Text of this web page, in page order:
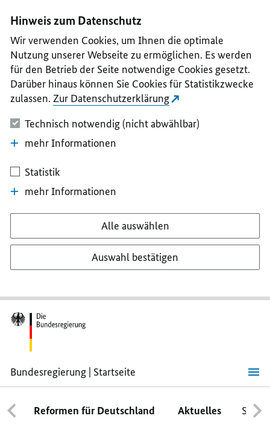
II
III
IV
V
Hinweis zum Datenschutz
Wir verwenden Cookies, um Ihnen die optimale
Nutzung unserer Webseite zu ermöglichen. Es werden
für den Betrieb der Seite notwendige Cookies gesetzt.
Darüber hinaus können Sie Cookies für Statistikzwecke
zulassen. Zur Datenschutzerklärung
Technisch notwendig (nicht abwählbar)
mehr Informationen
Statistik
mehr Informationen
Alle auswählen
Auswahl bestätigen
Bundesregierung | Startseite
Regierungspressekonferenz
vom
8.
OktoberReformen für Deutschland Aktuelles